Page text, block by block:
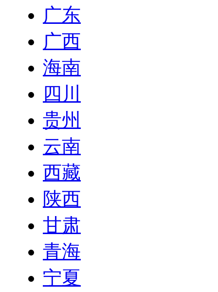
广东
广西
海南
四川
贵州
云南
西藏
陕西
甘肃
青海
宁夏